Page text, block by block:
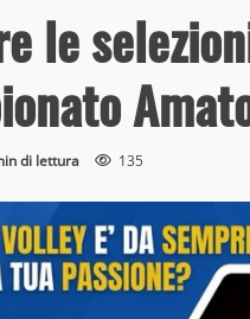
le
di lettura 135